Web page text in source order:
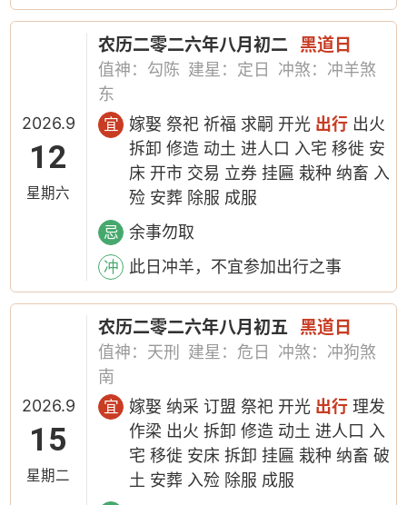
2026.9
12
星期六
农历二零二六年八月初二 黑道日
值神：勾陈 建星：定日
冲煞：冲羊煞
东
宜 嫁娶 祭祀 祈福 求嗣 开光 出行 出火
拆卸 修造 动土 进人口 入宅 移徙 安
床 开市 交易 立券 挂匾 栽种 纳畜 入
殓 安葬 除服 成服
忌 余事勿取
冲 此日冲羊，不宜参加出行之事
2026.9
15
星期二
农历二零二六年八月初五 黑道日
值神：天刑 建星：危日
冲煞：冲狗煞
南
宜 嫁娶 纳采 订盟 祭祀 开光 出行 理发
作梁 出火 拆卸 修造 动土 进人口 入
宅 移徙 安床 拆卸 挂匾 栽种 纳畜 破
土 安葬 入殓 除服 成服